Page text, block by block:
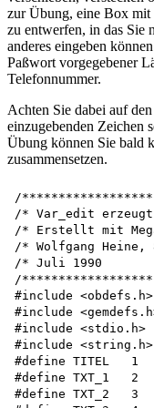
zur Übung, eine Box mit
zu entwerfen, in das Sie
anderes eingeben
Paßwort vorgegebener
Telefonnummer.
Achten Sie dabei auf
einzugebenden Zeichen
Übung können Sie bald
zusammensetzen.
/
/* Var_edit
/* Erstellt mit
/* Wolfgang
/* Juli 1990
/
#include <obdefs.h>
#include
#include <stdio.h>
#include <string.h>
#define TITEL   1
#define TXT_1   2
#define TXT_2   3